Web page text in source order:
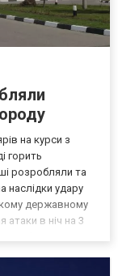
на курси з
горить
розробляли та
наслідки удару
державному
атаки в ніч на 3